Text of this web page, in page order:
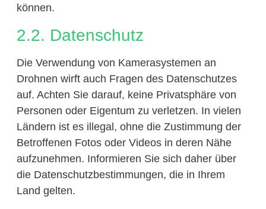
können.
2.2. Datenschutz
Die Verwendung von Kamerasystemen an
Drohnen wirft auch Fragen des Datenschutzes
auf. Achten Sie darauf, keine Privatsphäre von
Personen oder Eigentum zu verletzen. In vielen
Ländern ist es illegal, ohne die Zustimmung der
Betroffenen Fotos oder Videos in deren Nähe
aufzunehmen. Informieren Sie sich daher über
die Datenschutzbestimmungen, die in Ihrem
Land gelten.